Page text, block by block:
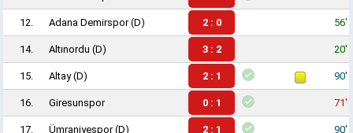
12. Adana Demirspor(D) 2 : 0 56'
14. Altınordu (D) 3 : 2 20'
15. Altay(D) 2 : 1 90'
16. Giresunspor 0 : 1 71'
17. Ümraniyespor(D) 2 : 1 90'